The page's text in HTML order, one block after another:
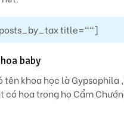
title=""]
baby
tên khoa học là Gypsophila
có hoa trong họ Cẩm